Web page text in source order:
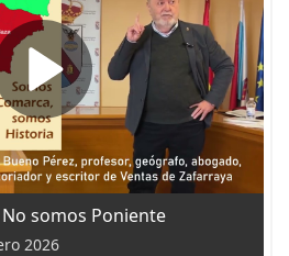
somos Poniente
2026